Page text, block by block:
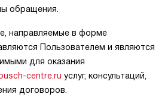
обращения.
направляемые в форме
Пользователем и являются
для оказания
centre.ru услуг, консультаций,
договоров.